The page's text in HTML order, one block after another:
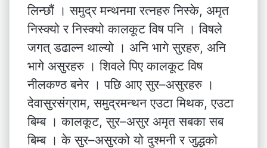
लिन्छौं । समुद्र मन्थनमा रत्नहरु निस्के, अमृत
निस्क्यो र निस्क्यो कालकूट विष पनि । विषले
जगत् डढाल्न थाल्यो । अनि भागे सुरहरु, अनि
भागे असुरहरु । शिवले पिए कालकूट विष
नीलकण्ठ बनेर । पछि आए सुर–असुरहरु ।
देवासुरसंग्राम, समुद्रमन्थन एउटा मिथक, एउटा
बिम्ब । कालकूट, सुर–असुर अमृत सबका सब
बिम्ब । के सुर–असुरको यो दुश्मनी र जुद्धको